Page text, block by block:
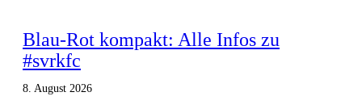
Blau-Rot kompakt: Alle Infos zu
#svrkfc
8. August 2026